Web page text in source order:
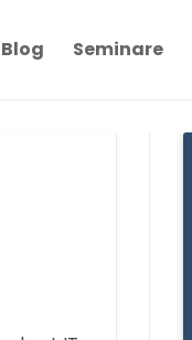
Blog Seminare